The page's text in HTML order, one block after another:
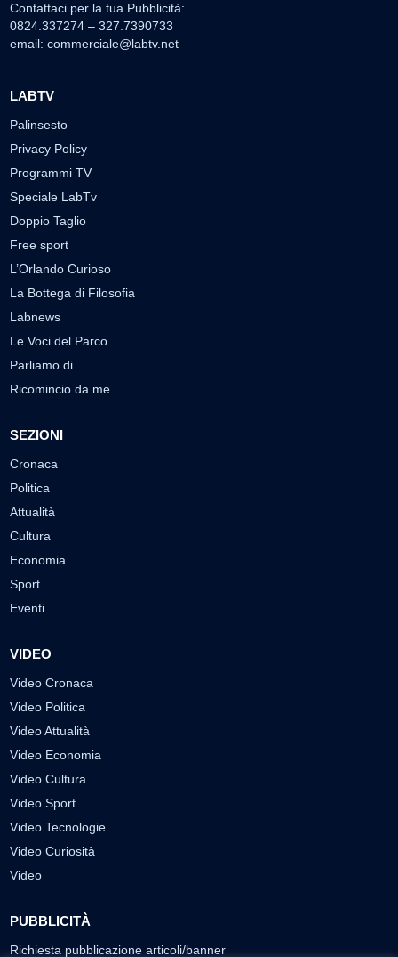
Contattaci per la tua Pubblicità:
0824.337274 – 327.7390733
email: commerciale@labtv.net
LABTV
Palinsesto
Privacy Policy
Programmi TV
Speciale LabTv
Doppio Taglio
Free sport
L’Orlando Curioso
La Bottega di Filosofia
Labnews
Le Voci del Parco
Parliamo di…
Ricomincio da me
SEZIONI
Cronaca
Politica
Attualità
Cultura
Economia
Sport
Eventi
VIDEO
Video Cronaca
Video Politica
Video Attualità
Video Economia
Video Cultura
Video Sport
Video Tecnologie
Video Curiosità
Video
PUBBLICITÀ
Richiesta pubblicazione articoli/banner